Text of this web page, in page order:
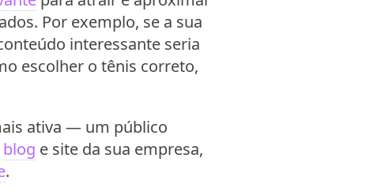
Por exemplo, se a sua
interessante seria
escolher o tênis correto,
ativa — um público
blog e site da sua empresa,
.